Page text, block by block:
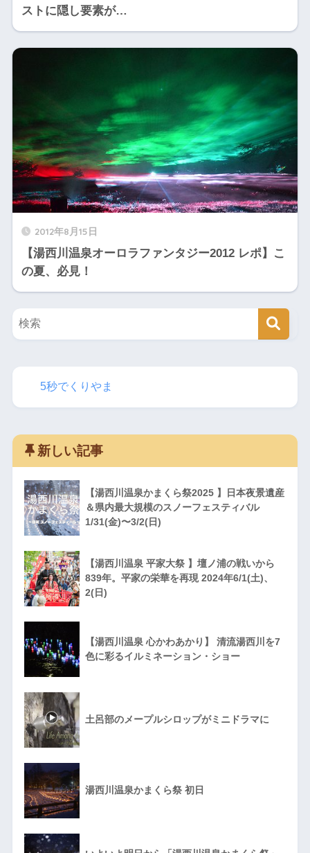
ストに隠し要素が…
2012年8月15日
【湯西川温泉オーロラファンタジー2012 レポ】こ
の夏、必見！
5秒でくりやま
新しい記事
【湯西川温泉かまくら祭2025 】日本夜景遺産
＆県内最大規模のスノーフェスティバル
1/31(金)〜3/2(日)
【湯西川温泉 平家大祭 】壇ノ浦の戦いから
839年。平家の栄華を再現 2024年6/1(土)、
2(日)
【湯西川温泉 心かわあかり】 清流湯西川を7
色に彩るイルミネーション・ショー
土呂部のメープルシロップがミニドラマに
湯西川温泉かまくら祭 初日